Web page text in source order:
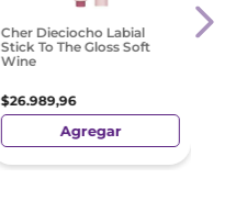
Cher Dieciocho Labial
Stick To The Gloss Soft
Wine
$26.989,96
Agregar
Max
Ph